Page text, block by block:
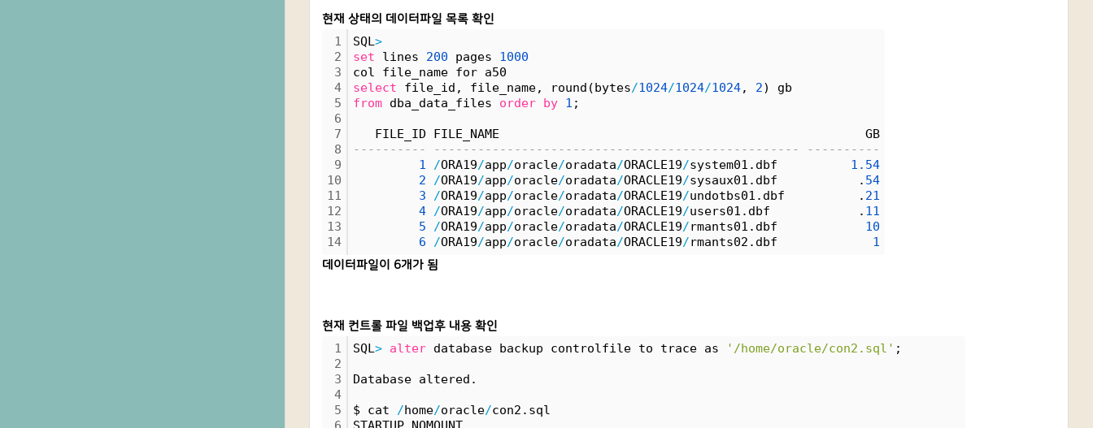
현재 상태의 데이터파일 목록 확인
1
2
3
4
5
6
7
8
9
10
11
12
13
14
SQL>
set lines 200 pages 1000
col file_name for a50
select file_id, file_name, round(bytes/1024/1024/1024, 2) gb
from dba_data_files order by 1 ;
FILE_ID FILE_NAME                                                  GB
---------- -------------------------------------------------- ----------
1
/ORA19/app/oracle/oradata/ORACLE19/system01.dbf 1. 54
2
/ORA19/app/oracle/oradata/ORACLE19/sysaux01.dbf           . 54
3
/ORA19/app/oracle/oradata/ORACLE19/undotbs01.dbf          . 21
4 /ORA19/app/oracle/oradata/ORACLE19/users01.dbf            . 11
5
/ORA19/app/oracle/oradata/ORACLE19/rmants01.dbf 10
6
/ORA19/app/oracle/oradata/ORACLE19/rmants02.dbf 1
데이터파일이 6개가 됨
현재 컨트롤 파일 백업후 내용 확인
1
2
3
4
5
SQL> alter database backup controlfile to trace as '/home/oracle/con2.sql' ;
Database altered.
$ cat /home/oracle/con2.sql